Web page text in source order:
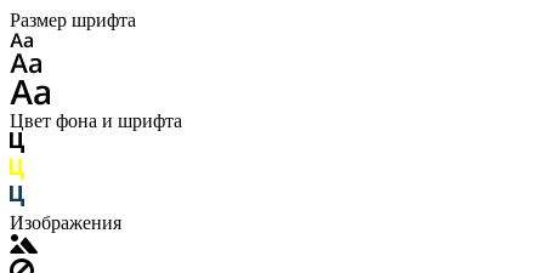
Размер шрифта
Цвет фона и шрифта
Изображения